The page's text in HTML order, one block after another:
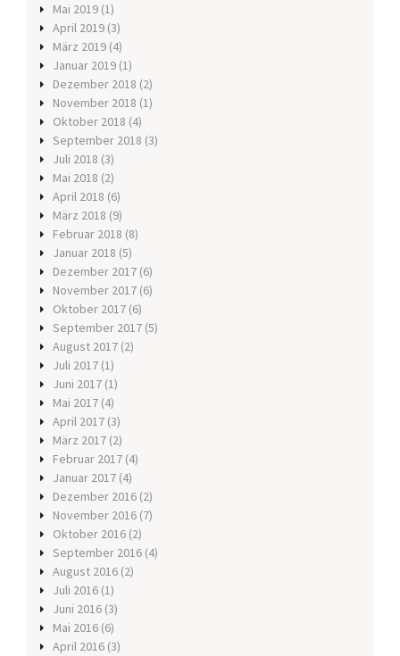
Mai 2019 (1)
April 2019 (3)
März 2019 (4)
Januar 2019 (1)
Dezember 2018 (2)
November 2018 (1)
Oktober 2018 (4)
September 2018 (3)
Juli 2018 (3)
Mai 2018 (2)
April 2018 (6)
März 2018 (9)
Februar 2018 (8)
Januar 2018 (5)
Dezember 2017 (6)
November 2017 (6)
Oktober 2017 (6)
September 2017 (5)
August 2017 (2)
Juli 2017 (1)
Juni 2017 (1)
Mai 2017 (4)
April 2017 (3)
März 2017 (2)
Februar 2017 (4)
Januar 2017 (4)
Dezember 2016 (2)
November 2016 (7)
Oktober 2016 (2)
September 2016 (4)
August 2016 (2)
Juli 2016 (1)
Juni 2016 (3)
Mai 2016 (6)
April 2016 (3)